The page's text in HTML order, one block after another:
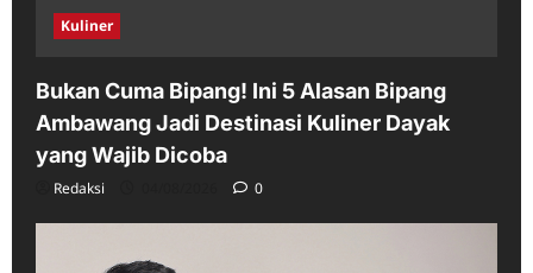
Kuliner
Bukan Cuma Bipang! Ini 5 Alasan Bipang
Ambawang Jadi Destinasi Kuliner Dayak
yang Wajib Dicoba
Redaksi 0